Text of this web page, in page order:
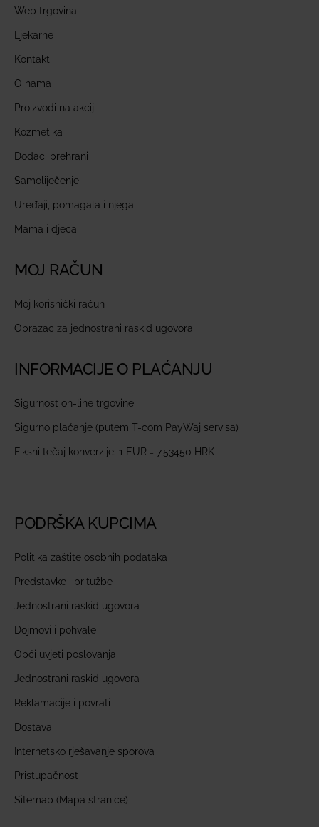
Web trgovina
Ljekarne
Kontakt
O nama
Proizvodi na akciji
Kozmetika
Dodaci prehrani
Samoliječenje
Uređaji, pomagala i njega
Mama i djeca
MOJ RAČUN
Moj korisnički račun
Obrazac za jednostrani raskid ugovora
INFORMACIJE O PLAĆANJU
Sigurnost on-line trgovine
Sigurno plaćanje (putem T-com PayWaj servisa)
Fiksni tečaj konverzije: 1 EUR = 7,53450 HRK
PODRŠKA KUPCIMA
Politika zaštite osobnih podataka
Predstavke i pritužbe
Jednostrani raskid ugovora
Dojmovi i pohvale
Opći uvjeti poslovanja
Jednostrani raskid ugovora
Reklamacije i povrati
Dostava
Internetsko rješavanje sporova
Pristupačnost
Sitemap (Mapa stranice)